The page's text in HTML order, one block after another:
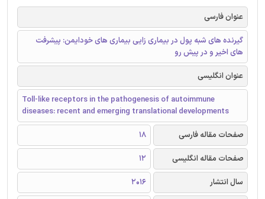
عنوان فارسی
گیرنده های شبه پول در بیماری زایی بیماری های خودایمن: پیشرفت
های اخیر و در پیش رو
عنوان انگلیسی
Toll-like receptors in the pathogenesis of autoimmune
diseases: recent and emerging translational developments
صفحات مقاله فارسی
18
صفحات مقاله انگلیسی
12
سال انتشار
2016